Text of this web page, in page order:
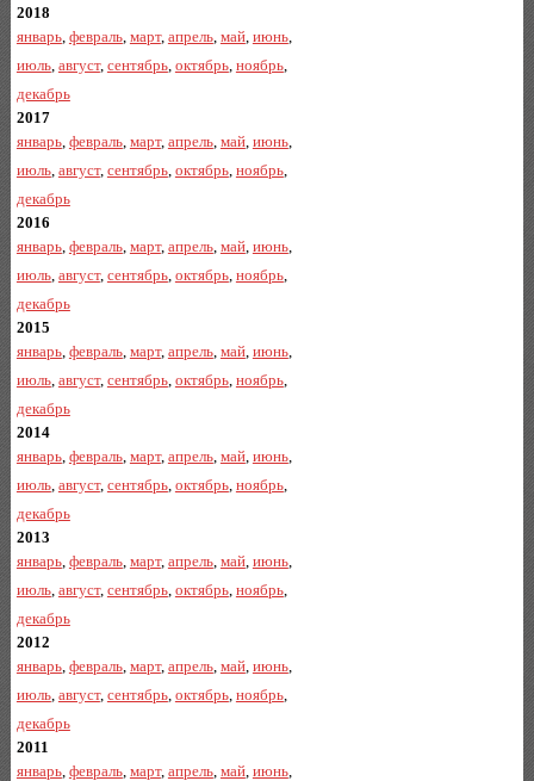
2018
январь, февраль, март, апрель, май, июнь,
июль, август, сентябрь, октябрь, ноябрь,
декабрь
2017
январь, февраль, март, апрель, май, июнь,
июль, август, сентябрь, октябрь, ноябрь,
декабрь
2016
январь, февраль, март, апрель, май, июнь,
июль, август, сентябрь, октябрь, ноябрь,
декабрь
2015
январь, февраль, март, апрель, май, июнь,
июль, август, сентябрь, октябрь, ноябрь,
декабрь
2014
январь, февраль, март, апрель, май, июнь,
июль, август, сентябрь, октябрь, ноябрь,
декабрь
2013
январь, февраль, март, апрель, май, июнь,
июль, август, сентябрь, октябрь, ноябрь,
декабрь
2012
январь, февраль, март, апрель, май, июнь,
июль, август, сентябрь, октябрь, ноябрь,
декабрь
2011
январь, февраль, март, апрель, май, июнь,